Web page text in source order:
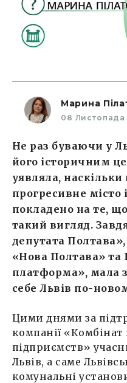
Марина
08 Листопада
Не раз буваючи у
його історичним
уявляла, наскільки
прогресивне місто
покладено на те,
такий вигляд.
депутата
«Нова Полтава» та
платформа», мала
себе Львів по-
Цими днями за
компанії
підприємств»
Львів, а саме
комунальні